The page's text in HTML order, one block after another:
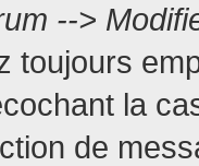
-->
toujours
la
de